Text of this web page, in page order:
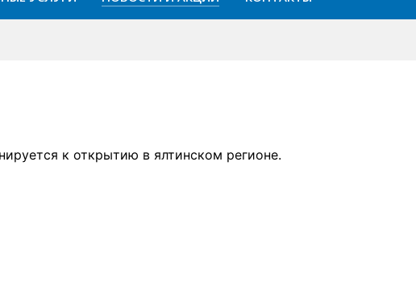
к открытию в ялтинском регионе.